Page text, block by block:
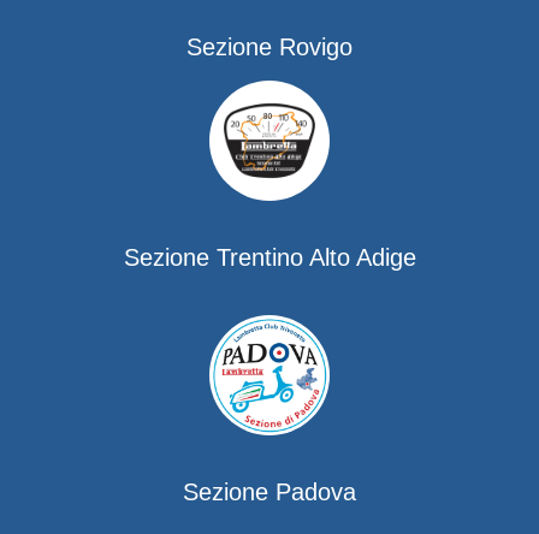
Sezione Rovigo
Sezione Trentino Alto Adige
Sezione Padova